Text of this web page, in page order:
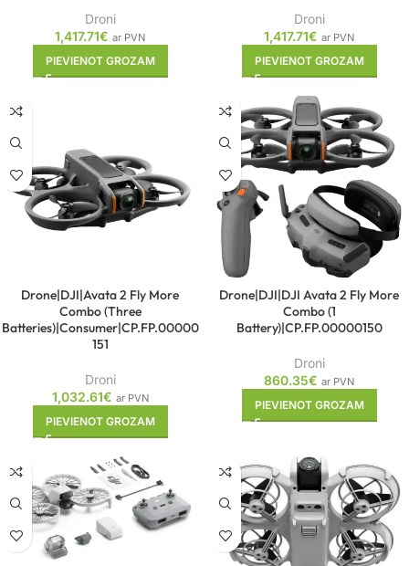
Droni
1,417.71€ ar PVN
PIEVIENOT GROZAM
Droni
1,417.71€ ar PVN
PIEVIENOT GROZAM
Drone|DJI|Avata 2 Fly More
Combo (Three
Batteries)|Consumer|CP.FP.00000
151
Droni
1,032.61€ ar PVN
PIEVIENOT GROZAM
Drone|DJI|DJI Avata 2 Fly More
Combo (1
Battery)|CP.FP.00000150
Droni
860.35€ ar PVN
PIEVIENOT GROZAM